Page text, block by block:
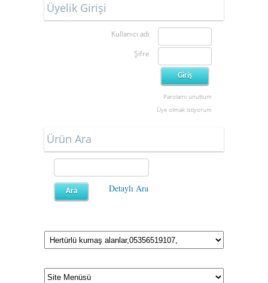
Üyelik Girişi
Kullanıcı adı
Şifre
Parolamı unuttum
Üye olmak istiyorum
Ürün Ara
Detaylı Ara